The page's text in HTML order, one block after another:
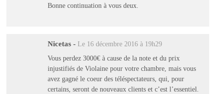
Bonne continuation à vous deux.
Nicetas - Le 16 décembre 2016 à 19h29
Vous perdez 3000€ à cause de la note et du prix
injustifiés de Violaine pour votre chambre, mais vous
avez gagné le coeur des téléspectateurs, qui, pour
certains, seront de nouveaux clients et c’est l’essentiel.